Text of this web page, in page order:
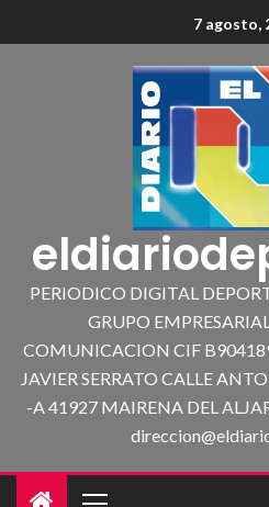
7 agosto,
PERIODICO DIGITAL
GRUPO
COMUNICACION CIF
JAVIER SERRATO CALLE
-A 41927 MAIRENA DEL